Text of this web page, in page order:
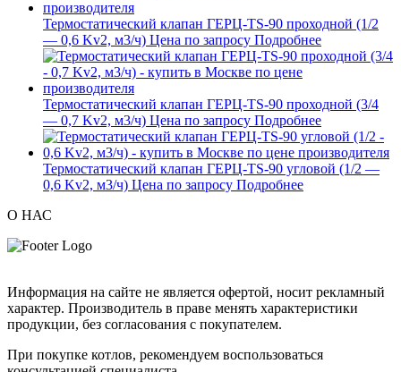
Термостатический клапан ГЕРЦ-TS-90 проходной (1/2
— 0,6 Kv2, м3/ч) Цена по запросу Подробнее
Термостатический клапан ГЕРЦ-TS-90 проходной (3/4
— 0,7 Kv2, м3/ч) Цена по запросу Подробнее
Термостатический клапан ГЕРЦ-TS-90 угловой (1/2 —
0,6 Kv2, м3/ч) Цена по запросу Подробнее
О НАС
Информация на сайте не является офертой, носит рекламный
характер. Производитель в праве менять характеристики
продукции, без согласования с покупателем.
При покупке котлов, рекомендуем воспользоваться